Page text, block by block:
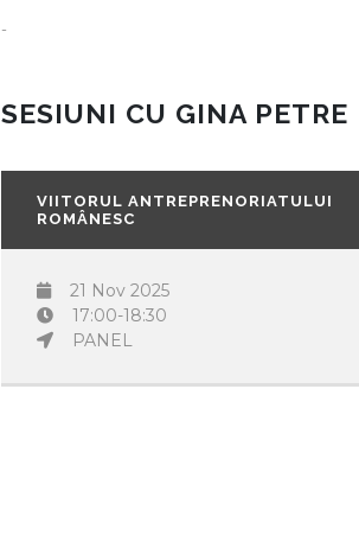
-
SESIUNI CU GINA PETRE
VIITORUL ANTREPRENORIATULUI
ROMÂNESC
21 Nov 2025
17:00-18:30
PANEL